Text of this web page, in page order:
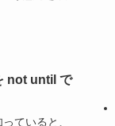
not until で
ていると、